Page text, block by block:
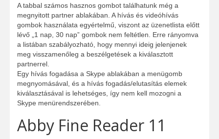
A tabbal számos hasznos gombot találhatunk még a
megnyitott partner ablakában. A hívás és videóhívás
gombok használata egyértelmű, viszont az üzenetlista előtt
lévő „1 nap, 30 nap” gombok nem feltétlen. Erre rányomva
a listában szabályozható, hogy mennyi ideig jelenjenek
meg visszamenőleg a beszélgetések a kiválasztott
partnerrel.
Egy hívás fogadása a Skype ablakában a menügomb
megnyomásával, és a hívás fogadás/elutasítás elemek
kiválasztásával is lehetséges, így nem kell mozogni a
Skype menürendszerében.
Abby Fine Reader 11